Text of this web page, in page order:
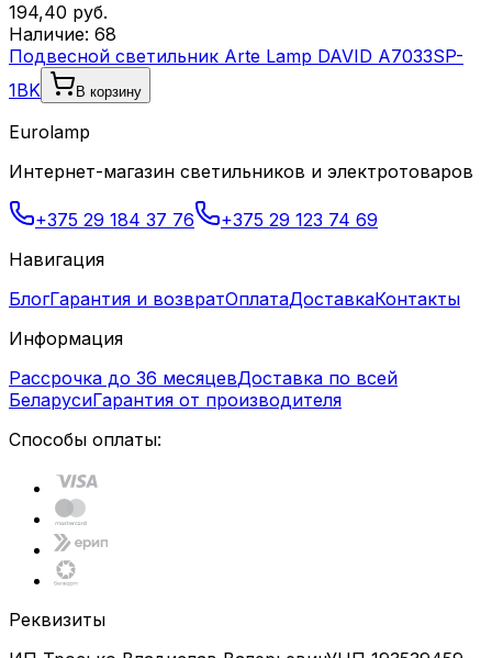
194,40 руб.
Наличие: 68
Подвесной светильник Arte Lamp DAVID A7033SP-
1BK
В корзину
Eurolamp
Интернет-магазин светильников и электротоваров
+375 29 184 37 76
+375 29 123 74 69
Навигация
БлогГарантия и возвратОплатаДоставкаКонтакты
Информация
Рассрочка до 36 месяцевДоставка по всей
БеларусиГарантия от производителя
Способы оплаты:
Реквизиты